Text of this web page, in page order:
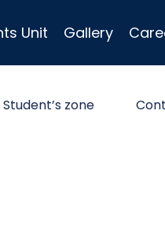
Unit Gallery
Student’s zone